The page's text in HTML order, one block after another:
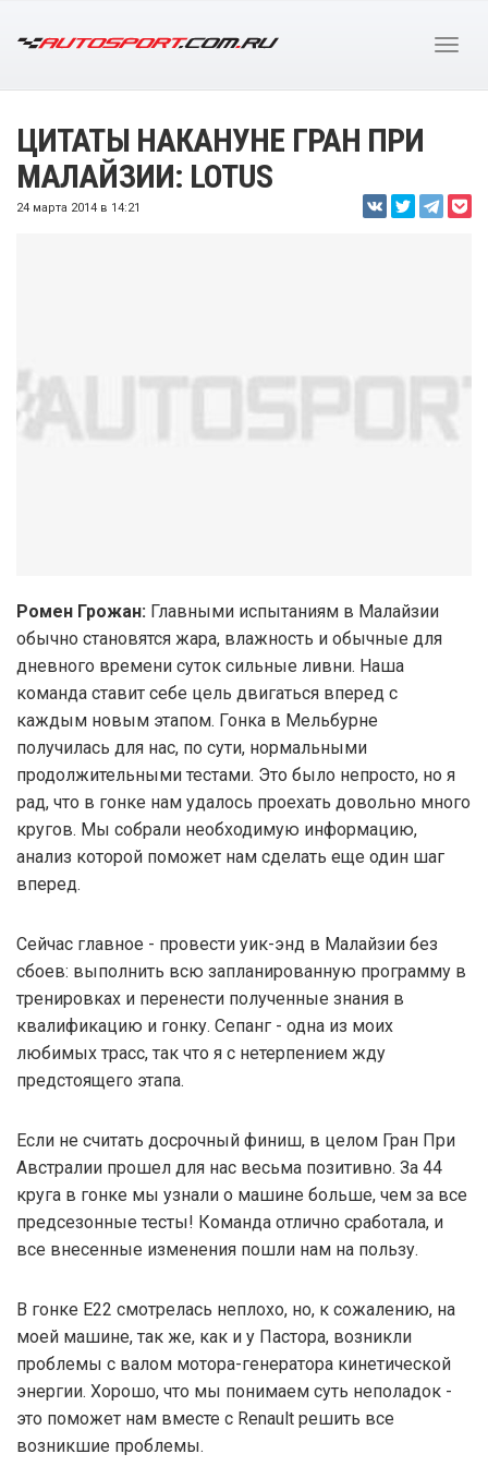
ЦИТАТЫ НАКАНУНЕ ГРАН ПРИ
МАЛАЙЗИИ: LOTUS
24 марта 2014 в 14:21
Ромен Грожан: Главными испытаниям в Малайзии
обычно становятся жара, влажность и обычные для
дневного времени суток сильные ливни. Наша
команда ставит себе цель двигаться вперед с
каждым новым этапом. Гонка в Мельбурне
получилась для нас, по сути, нормальными
продолжительными тестами. Это было непросто, но я
рад, что в гонке нам удалось проехать довольно много
кругов. Мы собрали необходимую информацию,
анализ которой поможет нам сделать еще один шаг
вперед.
Сейчас главное - провести уик-энд в Малайзии без
сбоев: выполнить всю запланированную программу в
тренировках и перенести полученные знания в
квалификацию и гонку. Сепанг - одна из моих
любимых трасс, так что я с нетерпением жду
предстоящего этапа.
Если не считать досрочный финиш, в целом Гран При
Австралии прошел для нас весьма позитивно. За 44
круга в гонке мы узнали о машине больше, чем за все
предсезонные тесты! Команда отлично сработала, и
все внесенные изменения пошли нам на пользу.
В гонке E22 смотрелась неплохо, но, к сожалению, на
моей машине, так же, как и у Пастора, возникли
проблемы с валом мотора-генератора кинетической
энергии. Хорошо, что мы понимаем суть неполадок -
это поможет нам вместе с Renault решить все
возникшие проблемы.